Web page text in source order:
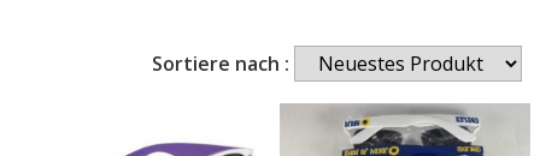
Sortiere nach :